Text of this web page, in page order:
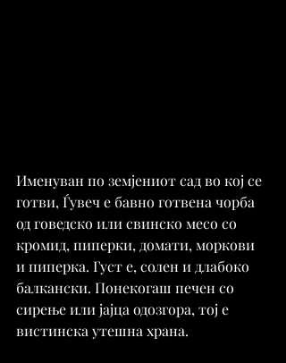
Именуван по земјениот сад во кој се
готви, Ѓувеч е бавно готвена чорба
од говедско или свинско месо со
кромид, пиперки, домати, моркови
и пиперка. Густ е, солен и длабоко
балкански. Понекогаш печен со
сирење или јајца одозгора, тој е
вистинска утешна храна.